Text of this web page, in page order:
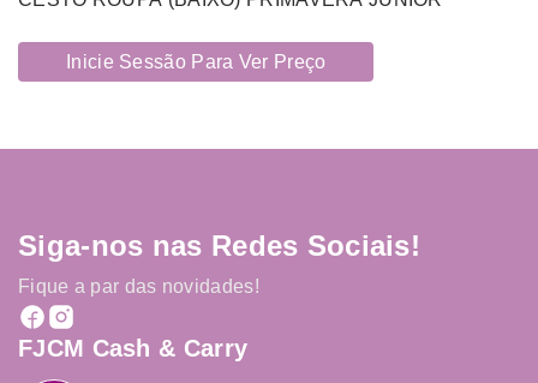
Inicie Sessão Para Ver Preço
Siga-nos nas Redes Sociais!
Fique a par das novidades!
FJCM Cash & Carry